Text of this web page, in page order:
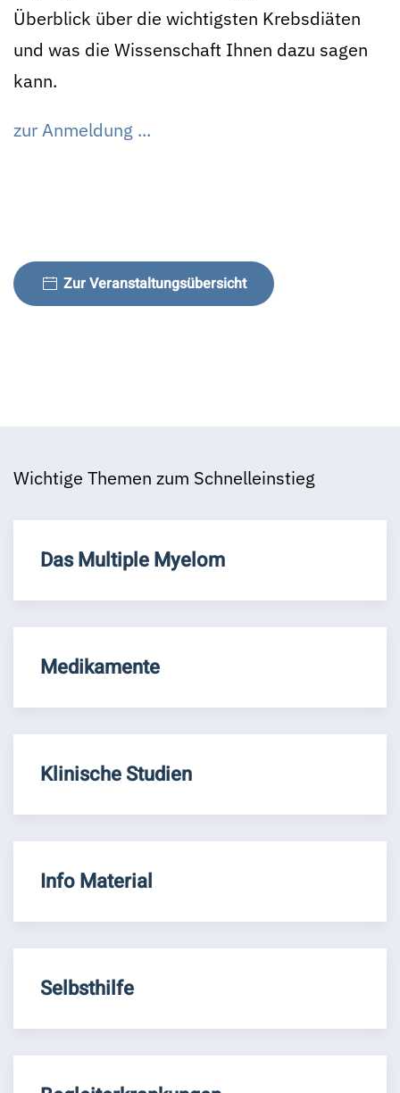
Überblick über die wichtigsten Krebsdiäten
und was die Wissenschaft Ihnen dazu sagen
kann.
zur Anmeldung ...
Zur Veranstaltungsübersicht
Wichtige Themen zum Schnelleinstieg
Das Multiple Myelom
Medikamente
Klinische Studien
Info Material
Selbsthilfe